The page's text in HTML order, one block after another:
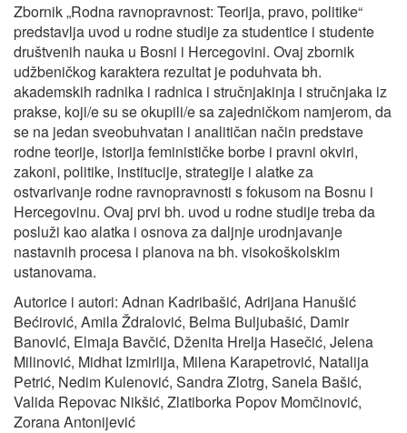
Zbornik „Rodna ravnopravnost: Teorija, pravo, politike“
predstavlja uvod u rodne studije za studentice i studente
društvenih nauka u Bosni i Hercegovini. Ovaj zbornik
udžbeničkog karaktera rezultat je poduhvata bh.
akademskih radnika i radnica i stručnjakinja i stručnjaka iz
prakse, koji/e su se okupili/e sa zajedničkom namjerom, da
se na jedan sveobuhvatan i analitičan način predstave
rodne teorije, istorija feminističke borbe i pravni okviri,
zakoni, politike, institucije, strategije i alatke za
ostvarivanje rodne ravnopravnosti s fokusom na Bosnu i
Hercegovinu. Ovaj prvi bh. uvod u rodne studije treba da
posluži kao alatka i osnova za daljnje urodnjavanje
nastavnih procesa i planova na bh. visokoškolskim
ustanovama.
Autorice i autori: Adnan Kadribašić, Adrijana Hanušić
Bećirović, Amila Ždralović, Belma Buljubašić, Damir
Banović, Elmaja Bavčić, Dženita Hrelja Hasečić, Jelena
Milinović, Midhat Izmirlija, Milena Karapetrović, Natalija
Petrić, Nedim Kulenović, Sandra Zlotrg, Sanela Bašić,
Valida Repovac Nikšić, Zlatiborka Popov Momčinović,
Zorana Antonijević